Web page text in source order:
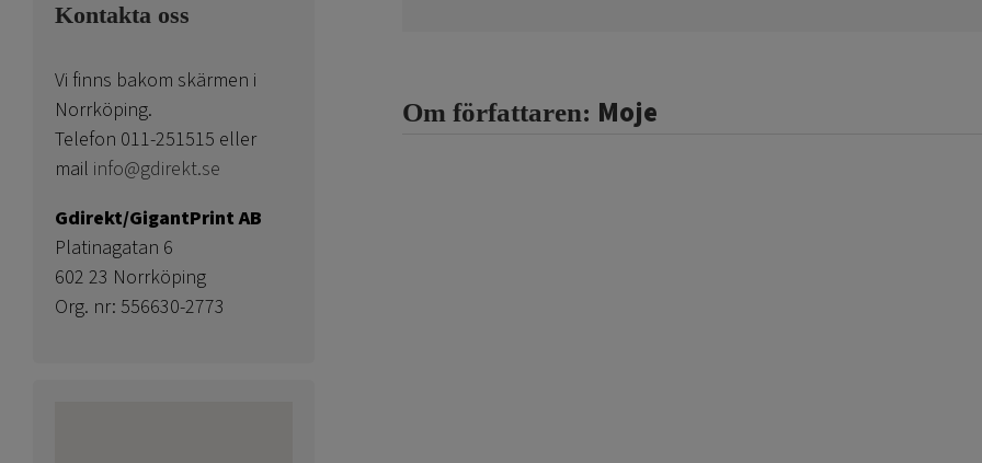
Om författaren: Moje
Kontakta oss
Vi finns bakom skärmen i
Norrköping.
Telefon 011-251515 eller
mail info@gdirekt.se
Gdirekt/GigantPrint AB
Platinagatan 6
602 23 Norrköping
Org. nr: 556630-2773